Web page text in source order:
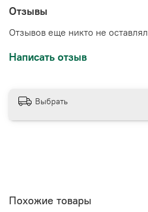
Отзывы
Отзывов еще никто не оставлял
Написать отзыв
Выбрать
Похожие товары